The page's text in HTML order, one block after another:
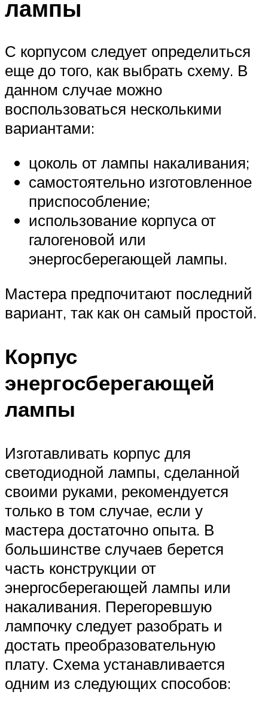
лампы
С корпусом следует определиться
еще до того, как выбрать схему. В
данном случае можно
воспользоваться несколькими
вариантами:
цоколь от лампы накаливания;
самостоятельно изготовленное
приспособление;
использование корпуса от
галогеновой или
энергосберегающей лампы.
Мастера предпочитают последний
вариант, так как он самый простой.
Корпус
энергосберегающей
лампы
Изготавливать корпус для
светодиодной лампы, сделанной
своими руками, рекомендуется
только в том случае, если у
мастера достаточно опыта. В
большинстве случаев берется
часть конструкции от
энергосберегающей лампы или
накаливания. Перегоревшую
лампочку следует разобрать и
достать преобразовательную
плату. Схема устанавливается
одним из следующих способов: